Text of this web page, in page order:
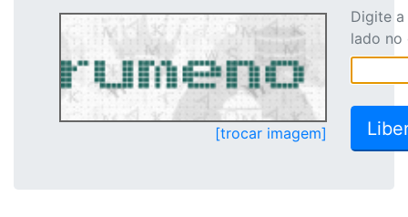
[trocar imagem]
Digite
lado no